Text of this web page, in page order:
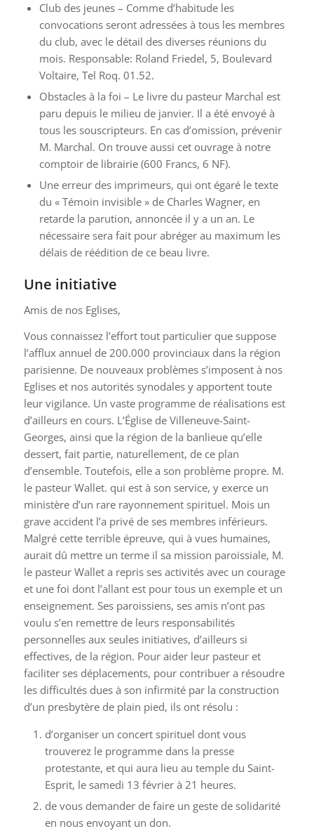
Club des jeunes – Comme d’habitude les
convocations seront adressées à tous les membres
du club, avec le détail des diverses réunions du
mois. Responsable: Roland Friedel, 5, Boulevard
Voltaire, Tel Roq. 01.52.
Obstacles à la foi – Le livre du pasteur Marchal est
paru depuis le milieu de janvier. Il a été envoyé à
tous les souscripteurs. En cas d’omission, prévenir
M. Marchal. On trouve aussi cet ouvrage à notre
comptoir de librairie (600 Francs, 6 NF).
Une erreur des imprimeurs, qui ont égaré le texte
du « Témoin invisible » de Charles Wagner, en
retarde la parution, annoncée il y a un an. Le
nécessaire sera fait pour abréger au maximum les
délais de réédition de ce beau livre.
Une initiative
Amis de nos Eglises,
Vous connaissez l’effort tout particulier que suppose
l’afflux annuel de 200.000 provinciaux dans la région
parisienne. De nouveaux problèmes s’imposent à nos
Eglises et nos autorités synodales y apportent toute
leur vigilance. Un vaste programme de réalisations est
d’ailleurs en cours. L’Église de Villeneuve-Saint-
Georges, ainsi que la région de la banlieue qu’elle
dessert, fait partie, naturellement, de ce plan
d’ensemble. Toutefois, elle a son problème propre. M.
le pasteur Wallet. qui est à son service, y exerce un
ministère d’un rare rayonnement spirituel. Mois un
grave accident l’a privé de ses membres inférieurs.
Malgré cette terrible épreuve, qui à vues humaines,
aurait dû mettre un terme il sa mission paroissiale, M.
le pasteur Wallet a repris ses activités avec un courage
et une foi dont l’allant est pour tous un exemple et un
enseignement. Ses paroissiens, ses amis n’ont pas
voulu s’en remettre de leurs responsabilités
personnelles aux seules initiatives, d’ailleurs si
effectives, de la région. Pour aider leur pasteur et
faciliter ses déplacements, pour contribuer a résoudre
les difficultés dues à son infirmité par la construction
d’un presbytère de plain pied, ils ont résolu :
d’organiser un concert spirituel dont vous
trouverez le programme dans la presse
protestante, et qui aura lieu au temple du Saint-
Esprit, le samedi 13 février à 21 heures.
de vous demander de faire un geste de solidarité
en nous envoyant un don.